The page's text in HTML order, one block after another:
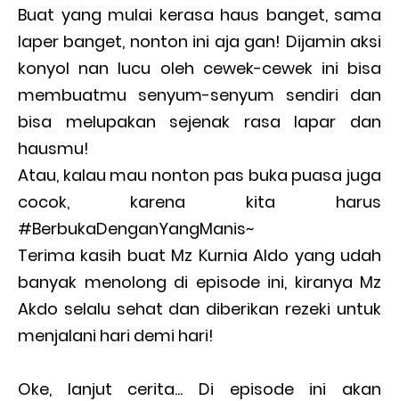
Buat yang mulai kerasa haus banget, sama
laper banget, nonton ini aja gan! Dijamin aksi
konyol nan lucu oleh cewek-cewek ini bisa
membuatmu senyum-senyum sendiri dan
bisa melupakan sejenak rasa lapar dan
hausmu!
Atau, kalau mau nonton pas buka puasa juga
cocok, karena kita harus
#BerbukaDenganYangManis~
Terima kasih buat Mz Kurnia Aldo yang udah
banyak menolong di episode ini, kiranya Mz
Akdo selalu sehat dan diberikan rezeki untuk
menjalani hari demi hari!
Oke, lanjut cerita... Di episode ini akan